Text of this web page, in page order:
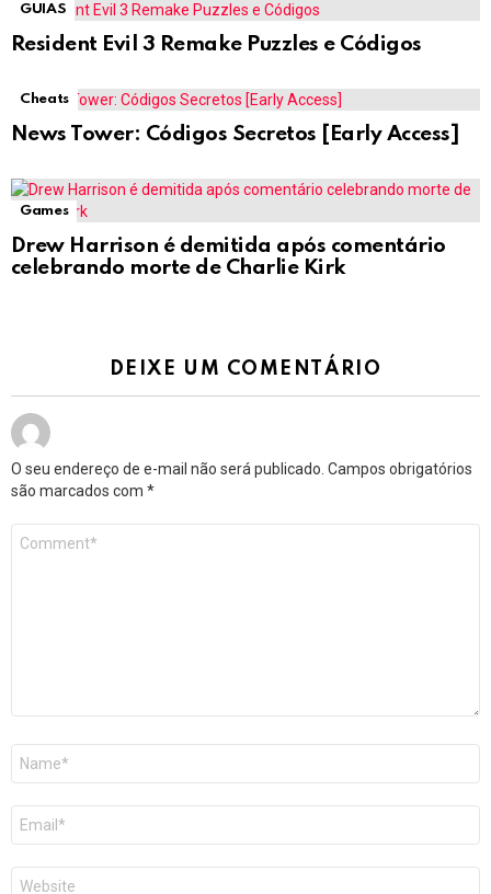
GUIAS
Resident Evil 3 Remake Puzzles e Códigos
Cheats
News Tower: Códigos Secretos [Early Access]
Games
Drew Harrison é demitida após comentário
celebrando morte de Charlie Kirk
DEIXE UM COMENTÁRIO
O seu endereço de e-mail não será publicado. Campos obrigatórios
são marcados com *
mail
*